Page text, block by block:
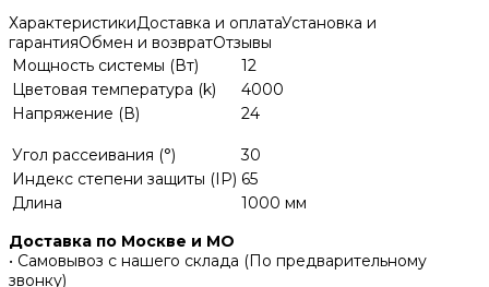
ХарактеристикиДоставка и оплатаУстановка и
гарантияОбмен и возвратОтзывы
Мощность системы (Вт)
12
Цветовая температура (k)
4000
Напряжение (В)
24
Угол рассеивания (°)
30
Индекс степени защиты (IP) 65
Длина
1000 мм
Доставка по Москве и МО
• Самовывоз с нашего склада (По предварительному
звонку)